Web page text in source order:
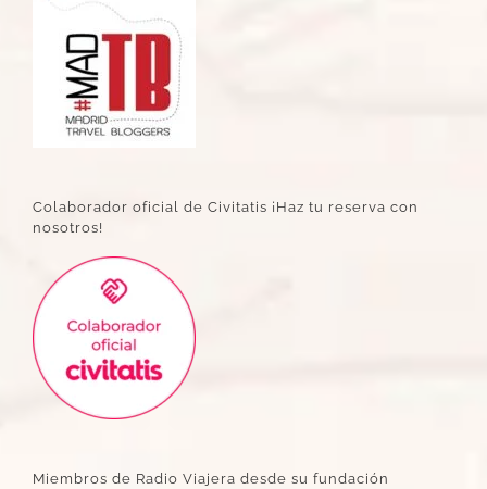
Colaborador oficial de Civitatis ¡Haz tu reserva con
nosotros!
Miembros de Radio Viajera desde su fundación